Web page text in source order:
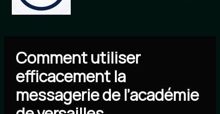
Comment utiliser
efficacement la
messagerie de l’académie